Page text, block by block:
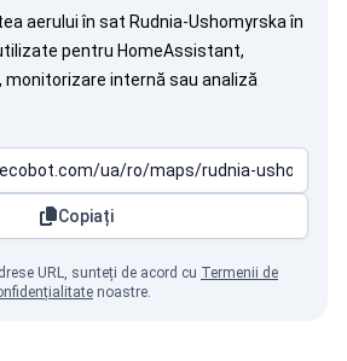
aerului în sat Rudnia-Ushomyrska în
pentru HomeAssistant,
monitorizare internă sau analiză
Copiați
URL, sunteți de acord cu Termenii de
noastre.